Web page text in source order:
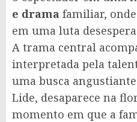
e drama familiar,
em uma luta
A trama central
interpretada pela
uma busca
Lide, desaparece na
momento em que a